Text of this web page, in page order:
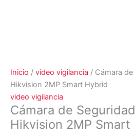
Inicio / video vigilancia / Cámara
Hikvision 2MP Smart Hybrid
video vigilancia
Cámara de
Hikvision 2MP Smart